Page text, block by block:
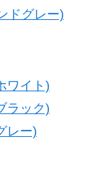
ドグレー)
ワイト)
ラック)
レー)